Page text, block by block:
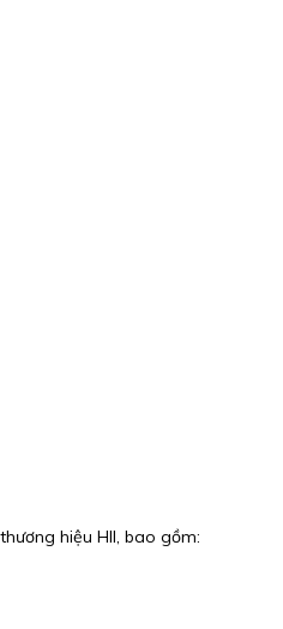
hiệu HII, bao gồm: